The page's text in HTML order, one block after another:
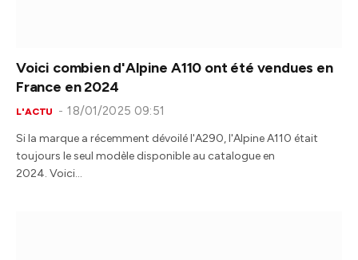
Voici combien d'Alpine A110 ont été vendues en
France en 2024
L'ACTU 18/01/2025 09:51
Si la marque a récemment dévoilé l'A290, l'Alpine A110 était
toujours le seul modèle disponible au catalogue en
2024. Voici…